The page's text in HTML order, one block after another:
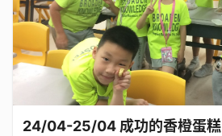
24/04-25/04 成功的香橙蛋糕